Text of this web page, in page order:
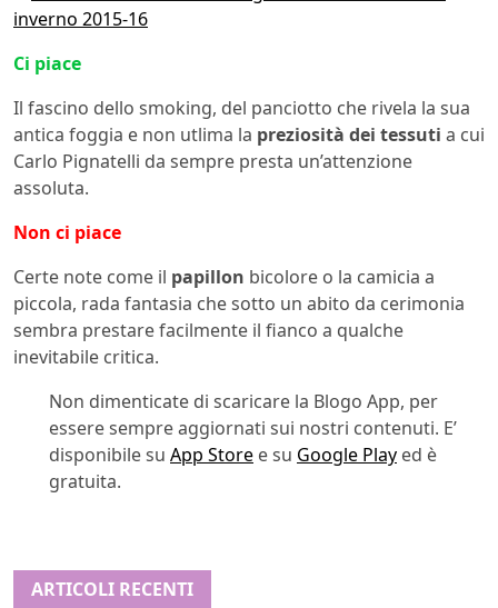
Ci piace
Il fascino dello smoking, del panciotto che rivela la sua
antica foggia e non utlima la preziosità dei tessuti a cui
Carlo Pignatelli da sempre presta un’attenzione
assoluta.
Non ci piace
Certe note come il papillon bicolore o la camicia a
piccola, rada fantasia che sotto un abito da cerimonia
sembra prestare facilmente il fianco a qualche
inevitabile critica.
Non dimenticate di scaricare la Blogo App, per
essere sempre aggiornati sui nostri contenuti. E’
disponibile su App Store e su Google Play ed è
gratuita.
ARTICOLI RECENTI